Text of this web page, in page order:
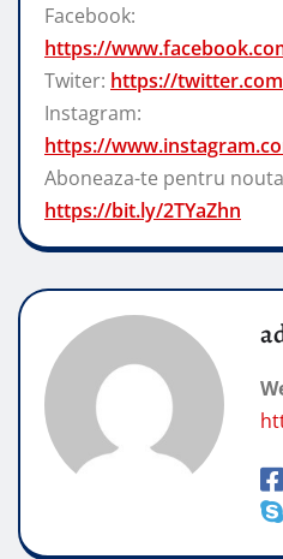
Facebook:
https://
Twiter: https://
Instagram:
https://
Aboneaza-te pentru
https://bit.ly/2TYaZhn